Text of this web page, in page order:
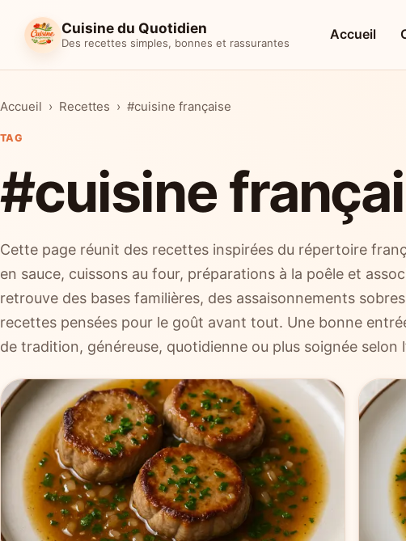
Cuisine du Quotidien
Des recettes simples, bonnes et rassurantes
Accueil
Accueil Recettes #cuisine française
TAG
#cuisine
Cette page réunit des recettes inspirées du répertoire
en sauce, cuissons au four, préparations à la poêle et
retrouve des bases familières, des assaisonnements
recettes pensées pour le goût avant tout. Une bonne
de tradition, généreuse, quotidienne ou plus soignée selon